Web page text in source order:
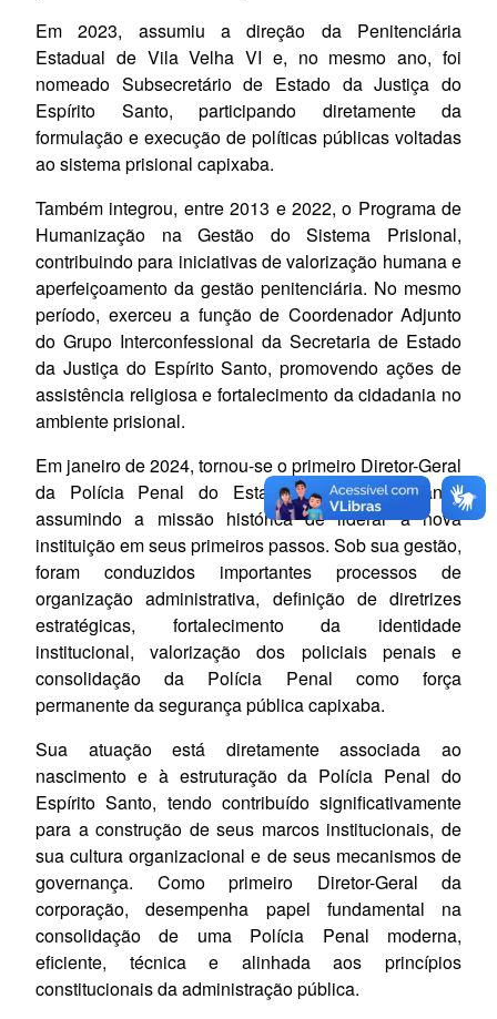
Em 2023, assumiu a direção da Penitenciária
Estadual de Vila Velha VI e, no mesmo ano, foi
nomeado Subsecretário de Estado da Justiça do
Espírito Santo, participando diretamente da
formulação e execução de políticas públicas voltadas
ao sistema prisional capixaba.
Também integrou, entre 2013 e 2022, o Programa de
Humanização na Gestão do Sistema Prisional,
contribuindo para iniciativas de valorização humana e
aperfeiçoamento da gestão penitenciária. No mesmo
período, exerceu a função de Coordenador Adjunto
do Grupo Interconfessional da Secretaria de Estado
da Justiça do Espírito Santo, promovendo ações de
assistência religiosa e fortalecimento da cidadania no
ambiente prisional.
Em janeiro de 2024, tornou-se o primeiro Diretor-Geral
da Polícia Penal do Estado do Espírito Santo,
assumindo a missão histórica de liderar a nova
instituição em seus primeiros passos. Sob sua gestão,
foram conduzidos importantes processos de
organização administrativa, definição de diretrizes
estratégicas, fortalecimento da identidade
institucional, valorização dos policiais penais e
consolidação da Polícia Penal como força
permanente da segurança pública capixaba.
Sua atuação está diretamente associada ao
nascimento e à estruturação da Polícia Penal do
Espírito Santo, tendo contribuído significativamente
para a construção de seus marcos institucionais, de
sua cultura organizacional e de seus mecanismos de
governança. Como primeiro Diretor-Geral da
corporação, desempenha papel fundamental na
consolidação de uma Polícia Penal moderna,
eficiente, técnica e alinhada aos princípios
constitucionais da administração pública.